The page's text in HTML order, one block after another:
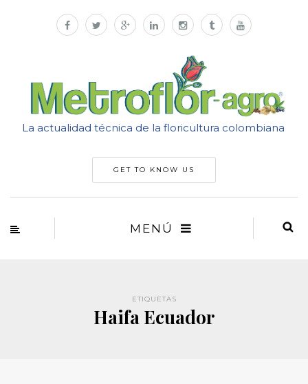
La actualidad técnica de la floricultura colombiana
GET TO KNOW US
MENÚ
ETIQUETAS
Haifa Ecuador